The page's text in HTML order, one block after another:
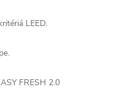
LEED.
FRESH 2.0